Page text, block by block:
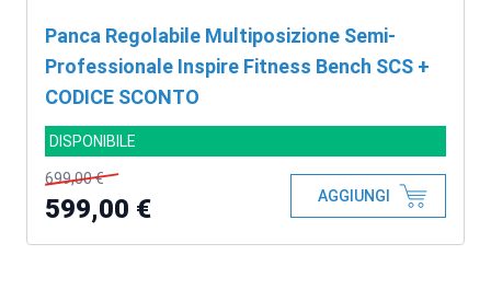
Panca Regolabile Multiposizione Semi-
Professionale Inspire Fitness Bench SCS +
CODICE SCONTO
DISPONIBILE
699,00 €
599,00 € AGGIUNGI